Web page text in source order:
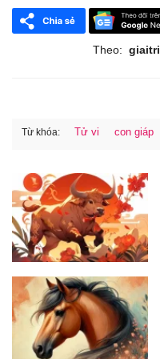
Theo:
Từ khóa: Tử vi con giáp